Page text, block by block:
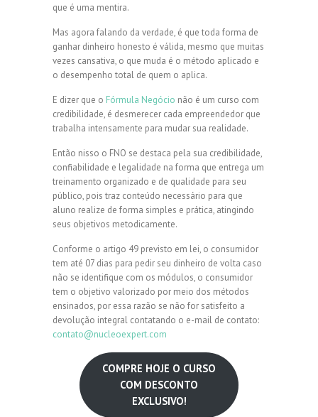
que é uma mentira.
Mas agora falando da verdade, é que toda forma de
ganhar dinheiro honesto é válida, mesmo que muitas
vezes cansativa, o que muda é o método aplicado e
o desempenho total de quem o aplica.
E dizer que o Fórmula Negócio não é um curso com
credibilidade, é desmerecer cada empreendedor que
trabalha intensamente para mudar sua realidade.
Então nisso o FNO se destaca pela sua credibilidade,
confiabilidade e legalidade na forma que entrega um
treinamento organizado e de qualidade para seu
público, pois traz conteúdo necessário para que
aluno realize de forma simples e prática, atingindo
seus objetivos metodicamente.
Conforme o artigo 49 previsto em lei, o consumidor
tem até 07 dias para pedir seu dinheiro de volta caso
não se identifique com os módulos, o consumidor
tem o objetivo valorizado por meio dos métodos
ensinados, por essa razão se não for satisfeito a
devolução integral contatando o e-mail de contato:
contato@nucleoexpert.com
COMPRE HOJE O CURSO
COM DESCONTO
EXCLUSIVO!